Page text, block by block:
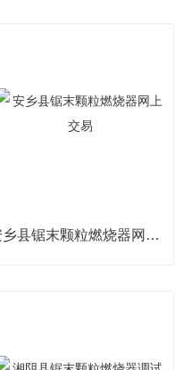
安乡县锯末颗粒燃烧器网上交易